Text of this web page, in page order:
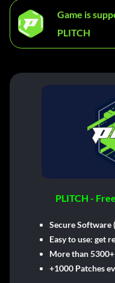
Game is
PLITCH
PLITCH -
Secure Software
Easy to use: get
More than
+1000 Patches